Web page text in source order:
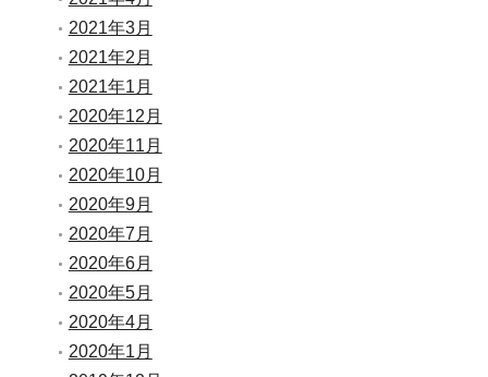
2021年3月
2021年2月
2021年1月
2020年12月
2020年11月
2020年10月
2020年9月
2020年7月
2020年6月
2020年5月
2020年4月
2020年1月